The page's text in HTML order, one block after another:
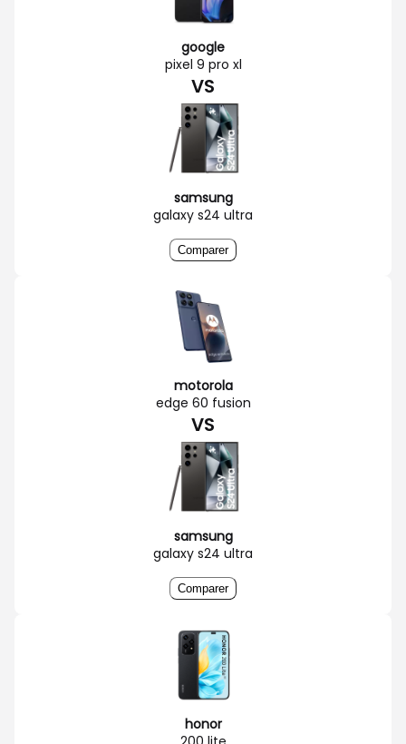
google
pixel 9 pro xl
VS
samsung
galaxy s24 ultra
Comparer
motorola
edge 60 fusion
VS
samsung
galaxy s24 ultra
Comparer
honor